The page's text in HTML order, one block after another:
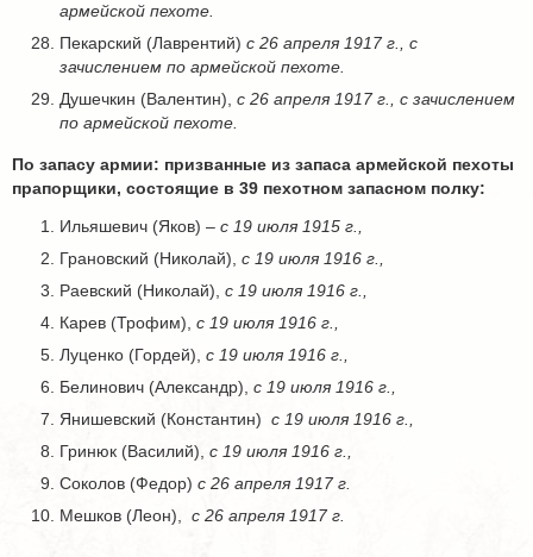
армейской пехоте.
Пекарский (Лаврентий) с 26 апреля 1917 г., с
зачислением по армейской пехоте.
Душечкин (Валентин), с 26 апреля 1917 г., с зачислением
по армейской пехоте.
По запасу apмии: призванные из запаса армейской пехоты
прапорщики, состоящие в 39 пехотном запасном полку:
Ильяшевич (Яков) – с 19 июля 1915 г.,
Грановский (Николай), с 19 июля 1916 г.,
Раевский (Николай), с 19 июля 1916 г.,
Карев (Трофим), с 19 июля 1916 г.,
Луценко (Гордей), с 19 июля 1916 г.,
Белинович (Александр), с 19 июля 1916 г.,
Янишевский (Константин) с 19 июля 1916 г.,
Гринюк (Василий), с 19 июля 1916 г.,
Соколов (Федор) с 26 апреля 1917 г.
Мешков (Леон),
с 26 апреля 1917 г.